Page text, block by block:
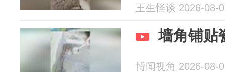
王生怪谈 2026-08-
墙角铺贴
博闻视角 2026-08-